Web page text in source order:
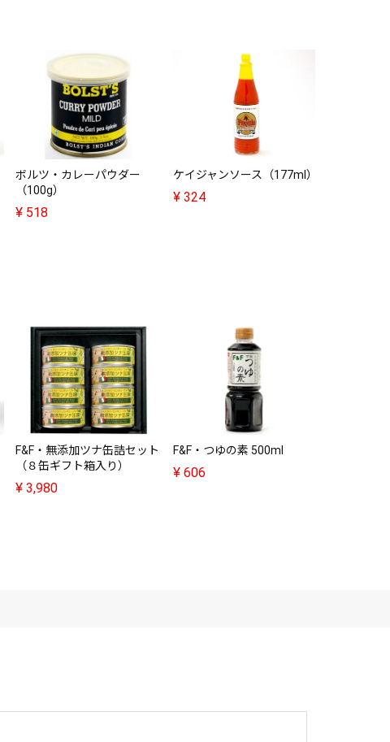
ボルツ・カレーパウダー
（100g）
¥ 518
ケイジャンソース（177ml）
¥ 324
F&F・無添加ツナ缶詰セット
（８缶ギフト箱入り）
¥ 3,980
F&F・つゆの素 500ml
¥ 606